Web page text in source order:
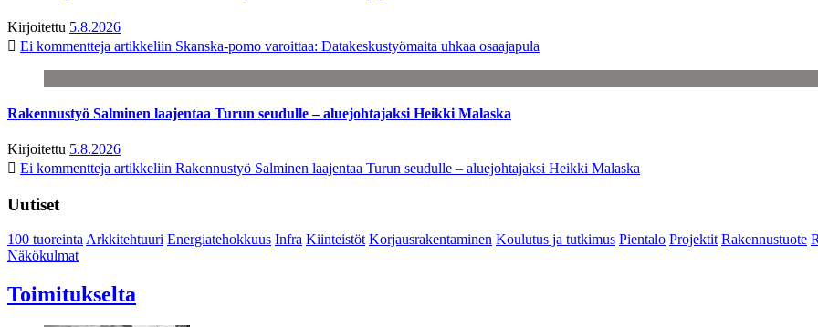
Kirjoitettu 5.8.2026
Ei kommentteja artikkeliin Skanska-pomo varoittaa: Datakeskustyömaita uhkaa osaajapula
Rakennustyö Salminen laajentaa Turun seudulle – aluejohtajaksi Heikki Malaska
Kirjoitettu 5.8.2026
Ei kommentteja artikkeliin Rakennustyö Salminen laajentaa Turun seudulle – aluejohtajaksi Heikki Malaska
Uutiset
100 tuoreintaArkkitehtuuri Energiatehokkuus Infra Kiinteistöt Korjausrakentaminen Koulutus ja tutkimus Pientalo Projektit Rakennustuote
Näkökulmat
Toimitukselta